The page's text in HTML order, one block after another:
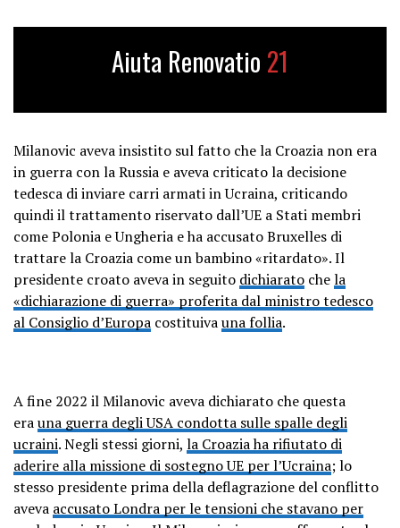
Aiuta Renovatio 21
Milanovic aveva insistito sul fatto che la Croazia non era
in guerra con la Russia e aveva criticato la decisione
tedesca di inviare carri armati in Ucraina, criticando
quindi il trattamento riservato dall’UE a Stati membri
come Polonia e Ungheria e ha accusato Bruxelles di
trattare la Croazia come un bambino «ritardato». Il
presidente croato aveva in seguito dichiarato chela
«dichiarazione di guerra» proferita dal ministro tedesco
al Consiglio d’Europa costituivauna follia.
A fine 2022 il Milanovic aveva dichiarato che questa
erauna guerra degli USA condotta sulle spalle degli
ucraini. Negli stessi giorni, la Croazia ha rifiutato di
aderire alla missione di sostegno UE per l’Ucraina; lo
stesso presidente prima della deflagrazione del conflitto
aveva accusato Londra per le tensioni che stavano per